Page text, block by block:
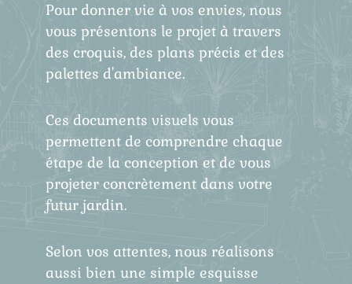
Pour donner vie à vos envies, nous
vous présentons le projet à travers
des croquis, des plans précis et des
palettes d'ambiance.
Ces documents visuels vous
permettent de comprendre chaque
étape de la conception et de vous
projeter concrètement dans votre
futur jardin.
Selon vos attentes, nous réalisons
aussi bien une simple esquisse